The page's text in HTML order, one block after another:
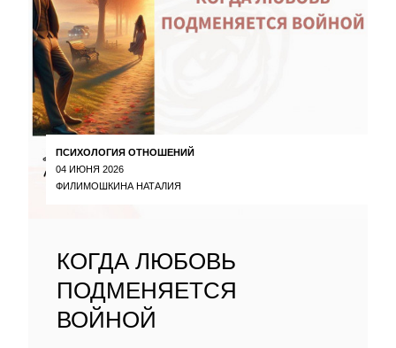
ПСИХОЛОГИЯ ОТНОШЕНИЙ
04 ИЮНЯ 2026
ФИЛИМОШКИНА НАТАЛИЯ
КОГДА ЛЮБОВЬ
ПОДМЕНЯЕТСЯ
ВОЙНОЙ